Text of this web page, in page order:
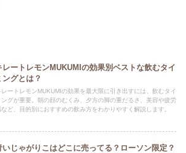
レートレモンMUKUMIの効果別ベストな飲むタイ
ングとは？
レートレモンMUKUMIの効果を最大限に引き出すには、飲むタイ
ングが重要。朝の顔のむくみ、夕方の脚の重だるさ、美容や疲労
など、目的別におすすめの飲み方をわかりやすく解説します。
いじゃがりこはどこに売ってる？ローソン限定？